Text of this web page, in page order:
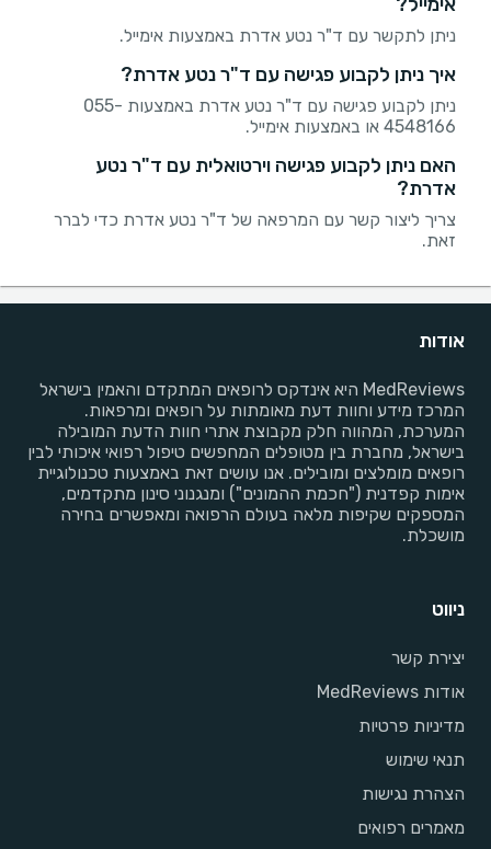
ניתן לתקשר עם ד"ר נטע אדרת באמצעות אימייל.
איך ניתן לקבוע פגישה עם ד"ר נטע אדרת?
ניתן לקבוע פגישה עם ד"ר נטע אדרת באמצעות 055-
4548166 או באמצעות אימייל.
האם ניתן לקבוע פגישה וירטואלית עם ד"ר נטע
אדרת?
צריך ליצור קשר עם המרפאה של ד"ר נטע אדרת כדי לברר
זאת.
אודות
MedReviews היא אינדקס לרופאים המתקדם והאמין בישראל
המרכז מידע וחוות דעת מאומתות על רופאים ומרפאות.
המערכת, המהווה חלק מקבוצת אתרי חוות הדעת המובילה
בישראל, מחברת בין מטופלים המחפשים טיפול רפואי איכותי לבין
רופאים מומלצים ומובילים. אנו עושים זאת באמצעות טכנולוגיית
אימות קפדנית ("חכמת ההמונים") ומנגנוני סינון מתקדמים,
המספקים שקיפות מלאה בעולם הרפואה ומאפשרים בחירה
מושכלת.
ניווט
יצירת קשר
אודות MedReviews
מדיניות פרטיות
תנאי שימוש
הצהרת נגישות
מאמרים רפואים